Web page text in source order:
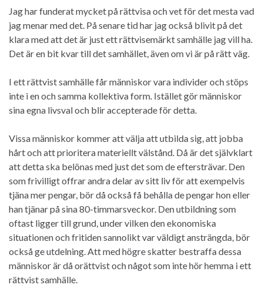
Jag har funderat mycket på rättvisa och vet för det mesta vad
jag menar med det. På senare tid har jag också blivit på det
klara med att det är just ett rättvisemärkt samhälle jag vill ha.
Det är en bit kvar till det samhället, även om vi är på rätt väg.
I ett rättvist samhälle får människor vara individer och stöps
inte i en och samma kollektiva form. Istället gör människor
sina egna livsval och blir accepterade för detta.
Vissa människor kommer att välja att utbilda sig, att jobba
hårt och att prioritera materiellt välstånd. Då är det självklart
att detta ska belönas med just det som de eftersträvar. Den
som frivilligt offrar andra delar av sitt liv för att exempelvis
tjäna mer pengar, bör då också få behålla de pengar hon eller
han tjänar på sina 80-timmarsveckor. Den utbildning som
oftast ligger till grund, under vilken den ekonomiska
situationen och fritiden sannolikt var väldigt ansträngda, bör
också ge utdelning. Att med högre skatter bestraffa dessa
människor är då orättvist och något som inte hör hemma i ett
rättvist samhälle.